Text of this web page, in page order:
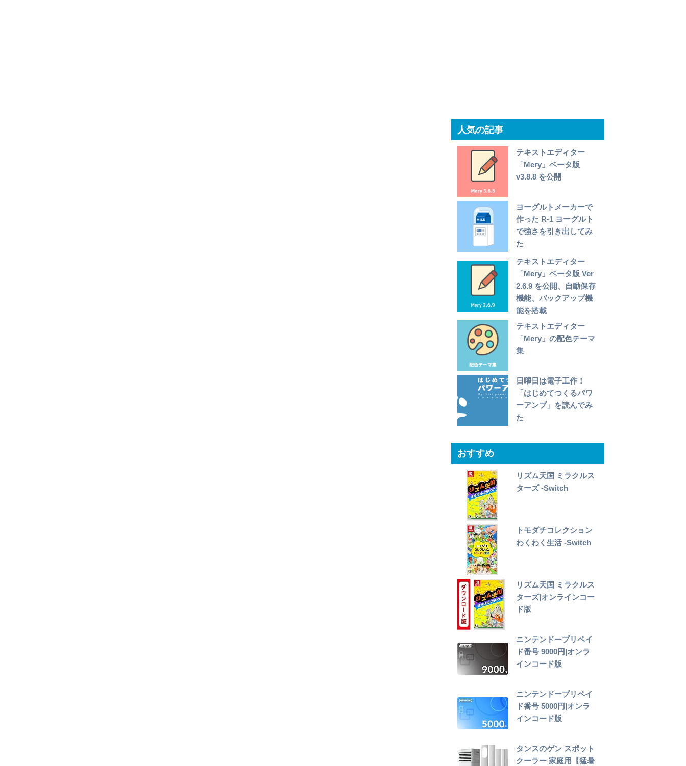
人気の記事
テキストエディター
「Mery」ベータ版
v3.8.8 を公開
ヨーグルトメーカーで
作った R-1 ヨーグルト
で強さを引き出してみ
た
テキストエディター
「Mery」ベータ版 Ver
2.6.9 を公開、自動保存
機能、バックアップ機
能を搭載
テキストエディター
「Mery」の配色テーマ
集
日曜日は電子工作！
「はじめてつくるパワ
ーアンプ」を読んでみ
た
おすすめ
リズム天国 ミラクルス
ターズ -Switch
トモダチコレクション
わくわく生活 -Switch
リズム天国 ミラクルス
ターズ|オンラインコー
ド版
ニンテンドープリペイ
ド番号 9000円|オンラ
インコード版
ニンテンドープリペイ
ド番号 5000円|オンラ
インコード版
タンスのゲン スポット
クーラー 家庭用【猛暑